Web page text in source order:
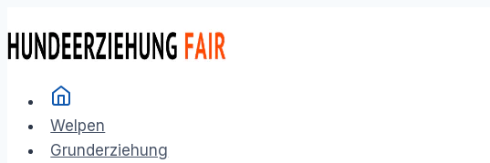
Inhalt
Welpen
Grunderziehung